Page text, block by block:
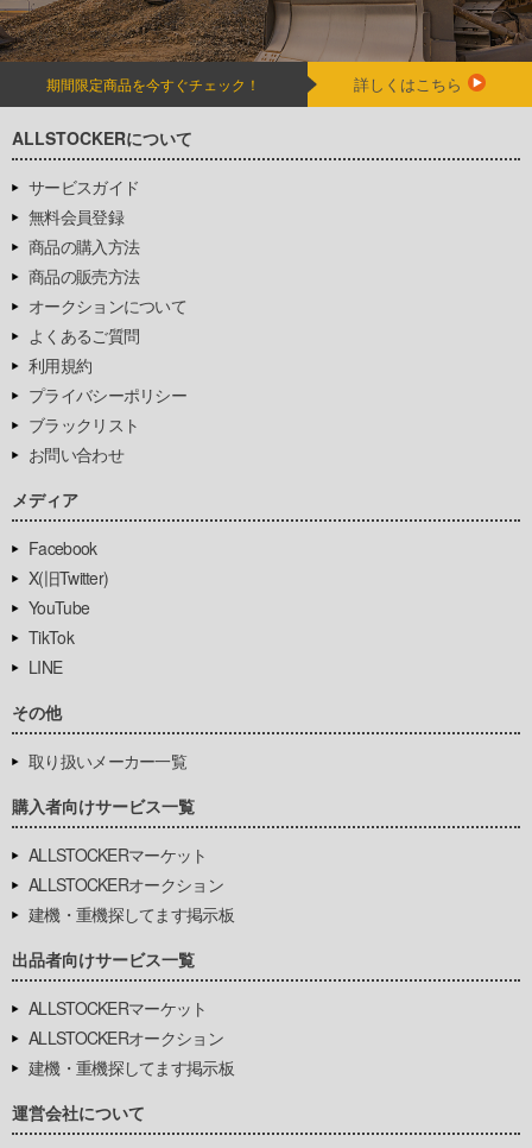
期間限定商品を今すぐチェック！ 詳しくはこちら
ALLSTOCKERについて
サービスガイド
無料会員登録
商品の購入方法
商品の販売方法
オークションについて
よくあるご質問
利用規約
プライバシーポリシー
ブラックリスト
お問い合わせ
メディア
Facebook
X(旧Twitter)
YouTube
TikTok
LINE
その他
取り扱いメーカー一覧
購入者向けサービス一覧
ALLSTOCKERマーケット
ALLSTOCKERオークション
建機・重機探してます掲示板
出品者向けサービス一覧
ALLSTOCKERマーケット
ALLSTOCKERオークション
建機・重機探してます掲示板
運営会社について